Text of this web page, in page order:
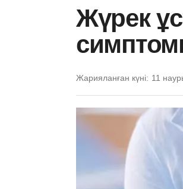
Жүрек
Жарияланған күні: 11